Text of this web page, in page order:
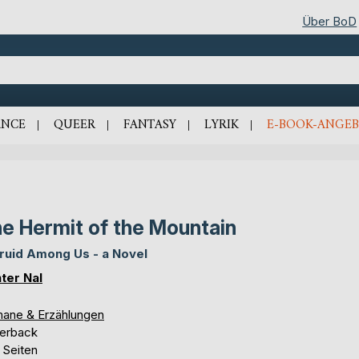
Über BoD
QUEER FANTASY LYRIK E-BOOK-
Hermit of the Mountain
Among Us - a Novel
Nal
& Erzählungen